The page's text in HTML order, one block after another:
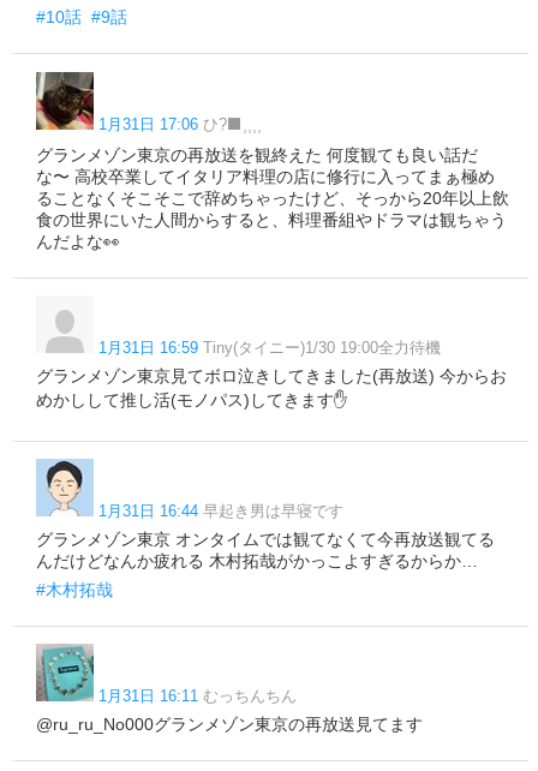
#10話 #9話
1月31日 17:06 ひ?‍⬛⸒⸒⸒⸒
グランメゾン東京の再放送を観終えた 何度観ても良い話だ
な〜 高校卒業してイタリア料理の店に修行に入ってまぁ極め
ることなくそこそこで辞めちゃったけど、そっから20年以上飲
食の世界にいた人間からすると、料理番組やドラマは観ちゃう
んだよな👀
1月31日 16:59 Tiny(タイニー)1/30 19:00全力待機
グランメゾン東京見てボロ泣きしてきました(再放送) 今からお
めかしして推し活(モノパス)してきます✋
1月31日 16:44 早起き男は早寝です
グランメゾン東京 オンタイムでは観てなくて今再放送観てる
んだけどなんか疲れる 木村拓哉がかっこよすぎるからか…
#木村拓哉
1月31日 16:11 むっちんちん
@ru_ru_No000グランメゾン東京の再放送見てます